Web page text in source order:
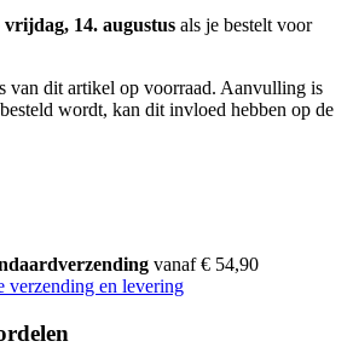
14. augustus als je bestelt voor
van dit artikel op voorraad. Aanvulling is
wordt, kan dit invloed hebben op de
vanaf € 54,90
verzending en levering